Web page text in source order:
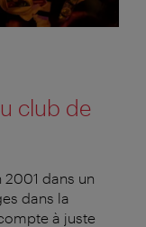
club de
dans un
dans la
à juste